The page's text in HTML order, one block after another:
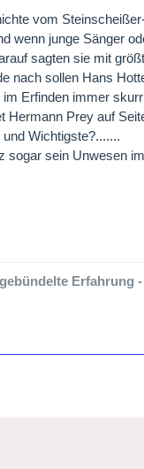
vom
wenn junge Sänger
sagten sie mit
nach sollen Hans
Erfinden immer
Hermann Prey auf
Wichtigste?.......
sogar sein Unwesen
Erfahrung